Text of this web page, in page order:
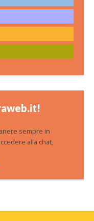
sempre in
alla chat,